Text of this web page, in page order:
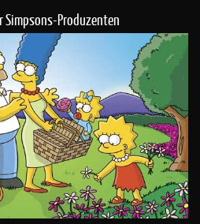
Simpsons-Produzenten